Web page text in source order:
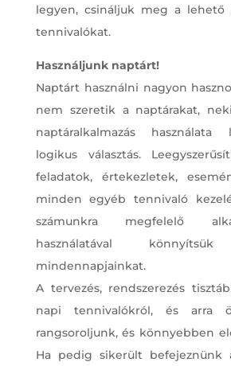
legyen, csináljuk meg a lehető
tennivalókat.
Használjunk naptárt!
Naptárt használni nagyon
nem szeretik a naptárakat,
naptáralkalmazás
logikus választás.
feladatok, értekezletek,
minden egyéb tennivaló
számunkra megfelelő
használatával
mindennapjainkat.
A tervezés, rendszerezés
napi tennivalókról, és arra
rangsoroljunk, és könnyebben
Ha pedig sikerült befejeznünk